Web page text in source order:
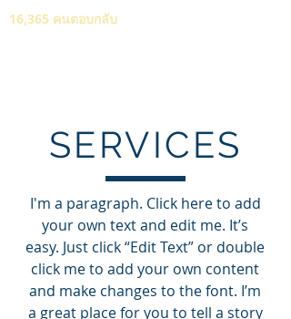
16,365 คนตอบกลับ
SERVICES
I'm a paragraph. Click here to add
your own text and edit me. It’s
easy. Just click “Edit Text” or double
click me to add your own content
and make changes to the font. I’m
a great place for you to tell a story